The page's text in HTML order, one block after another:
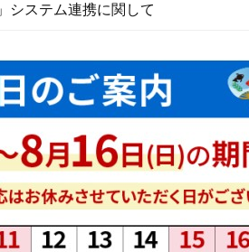
システム連携に関して